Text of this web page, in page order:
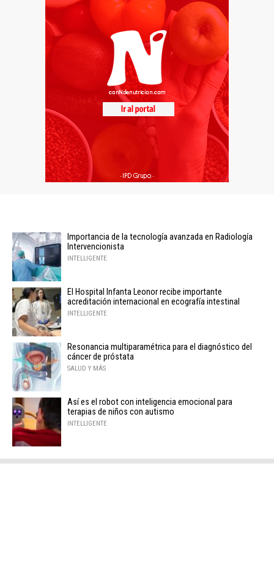
Importancia de la tecnología avanzada en Radiología
Intervencionista
INTELLIGENTE
El Hospital Infanta Leonor recibe importante
acreditación internacional en ecografía intestinal
INTELLIGENTE
Resonancia multiparamétrica para el diagnóstico del
cáncer de próstata
SALUD Y MÁS
Así es el robot con inteligencia emocional para
terapias de niños con autismo
INTELLIGENTE